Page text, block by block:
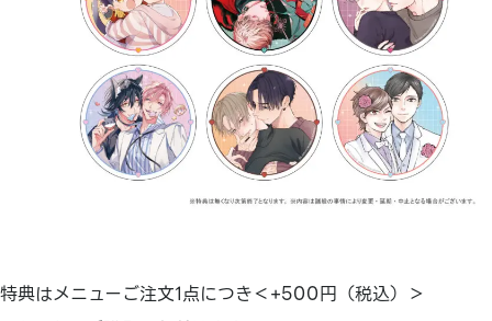
特典はメニューご注文1点につき＜+500円（税込）＞